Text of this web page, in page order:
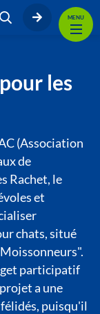
MENU
les
(Association
de
Rachet, le
et
chats, situé
participatif
a une
puisqu'il